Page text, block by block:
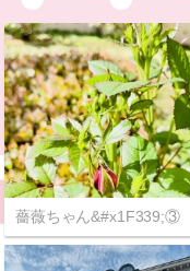
薔薇ちゃん&#x1F339;③